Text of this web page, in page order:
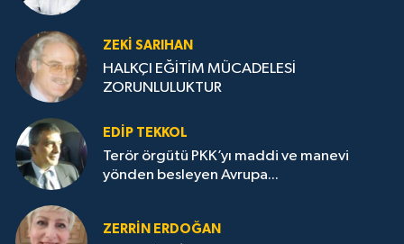
ZEKI SARIHAN
HALKÇI EĞİTİM MÜCADELESİ
ZORUNLULUKTUR
EDIP TEKKOL
Terör örgütü PKK’yı maddi ve manevi
yönden besleyen Avrupa...
ZERRIN ERDOĞAN